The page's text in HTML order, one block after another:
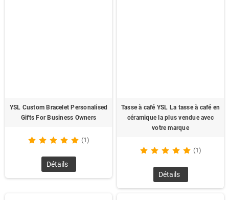
YSL Custom Bracelet Personalised
Gifts For Business Owners
(1)
Détails
Tasse à café YSL La tasse à café en
céramique la plus vendue avec
votre marque
(1)
Détails